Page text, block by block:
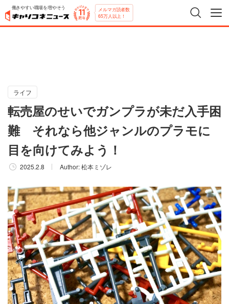
働きやすい職場を増やそう メルマガ読者数
65万人以上！
ライフ
転売屋のせいでガンプラが未だ入手困
難 それなら他ジャンルのプラモに
目を向けてみよう！
2025.2.8 Author:松本ミゾレ